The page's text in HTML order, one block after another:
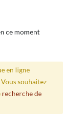
ce moment
en ligne
souhaitez
recherche de